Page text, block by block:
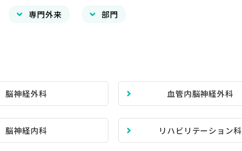
専門外来 部門
脳神経外科 血管内脳神経外科
脳神経内科 リハビリテーション科